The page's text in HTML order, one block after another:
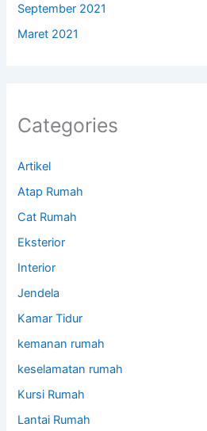
September 2021
Maret 2021
Categories
Artikel
Atap Rumah
Cat Rumah
Eksterior
Interior
Jendela
Kamar Tidur
kemanan rumah
keselamatan rumah
Kursi Rumah
Lantai Rumah